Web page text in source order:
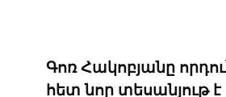
Գոռ Հակոբյանը
հետ նոր տեսանյութ է